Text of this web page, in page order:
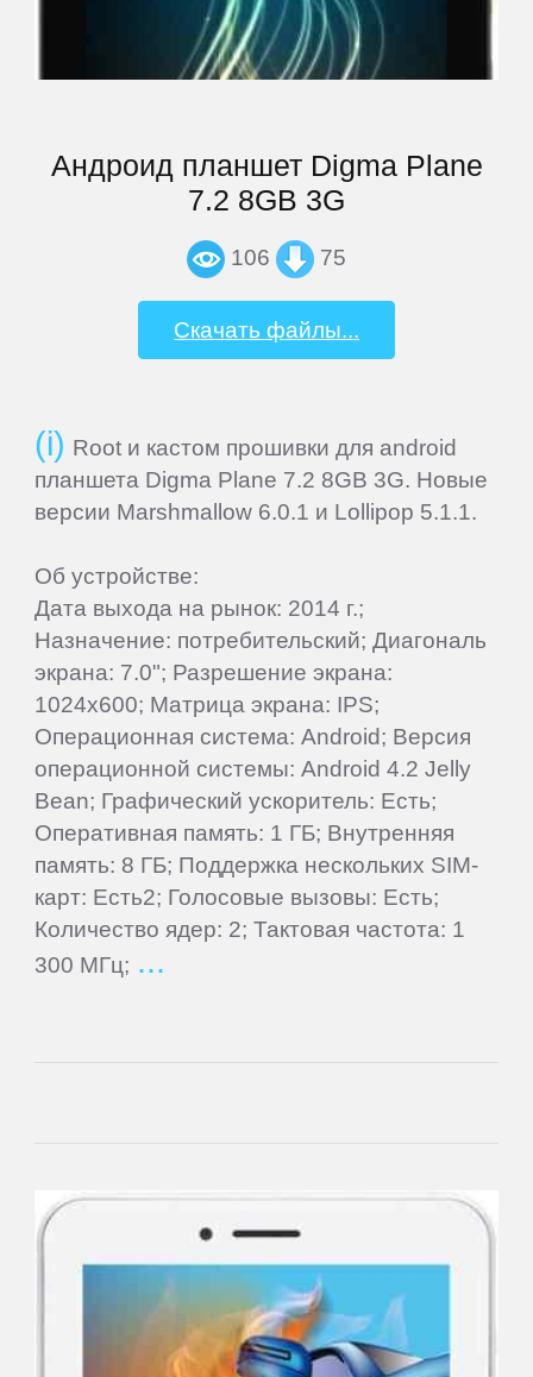
Андроид планшет Digma Plane
7.2 8GB 3G
106 75
Скачать файлы...
Root и кастом прошивки для android
планшета Digma Plane 7.2 8GB 3G. Новые
версии Marshmallow 6.0.1 и Lollipop 5.1.1.
Об устройстве:
Дата выхода на рынок: 2014 г.;
Назначение: потребительский; Диагональ
экрана: 7.0"; Разрешение экрана:
1024x600; Матрица экрана: IPS;
Операционная система: Android; Версия
операционной системы: Android 4.2 Jelly
Bean; Графический ускоритель: Есть;
Оперативная память: 1 ГБ; Внутренняя
память: 8 ГБ; Поддержка нескольких SIM-
карт: Есть2; Голосовые вызовы: Есть;
Количество ядер: 2; Тактовая частота: 1
300 МГц;
Explay
Flycat
Gigabyte
Ginzzu
Gionee
Goclever
Google
Hugerock